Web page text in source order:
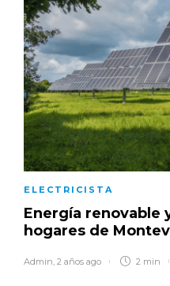
ELECTRICISTA
Energía renovable
hogares de
Admin 2 años ago 2 min